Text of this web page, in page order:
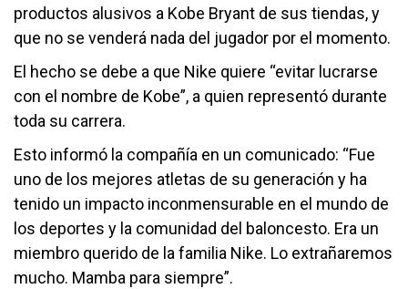
productos alusivos a Kobe Bryant de sus tiendas, y
que no se venderá nada del jugador por el momento.
El hecho se debe a que Nike quiere “evitar lucrarse
con el nombre de Kobe”, a quien representó durante
toda su carrera.
Esto informó la compañía en un comunicado: “Fue
uno de los mejores atletas de su generación y ha
tenido un impacto inconmensurable en el mundo de
los deportes y la comunidad del baloncesto. Era un
miembro querido de la familia Nike. Lo extrañaremos
mucho. Mamba para siempre”.